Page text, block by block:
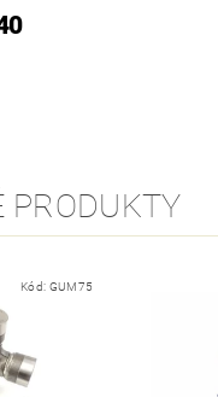
PRODUKTY
Kód: GUM75